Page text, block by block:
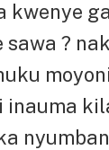
kwenye
?
inauma